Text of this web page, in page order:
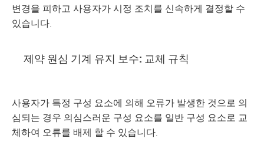
변경을 피하고 사용자가 시정 조치를 신속하게 결정할 수
있습니다.
제약 원심 기계 유지 보수: 교체 규칙
사용자가 특정 구성 요소에 의해 오류가 발생한 것으로 의
심되는 경우 의심스러운 구성 요소를 일반 구성 요소로 교
체하여 오류를 배제 할 수 있습니다.